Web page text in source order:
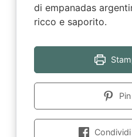
di empanadas
ricco e saporito.